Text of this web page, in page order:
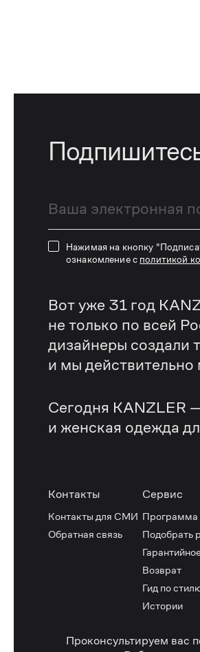
Нажимая на кнопку
ознакомление с политикой
Вот уже 31 год
не только по всей
дизайнеры создали
и мы действительно
Сегодня KANZLER
и женская одежда
Контакты
Контакты для СМИ
Обратная связь
Сервис
Программа
Подобрать
Возврат
Гид по
Истории
Проконсультируем вас